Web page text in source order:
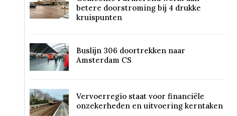
betere doorstroming bij 4 drukke
kruispunten
Buslijn 306 doortrekken naar
Amsterdam CS
Vervoerregio staat voor financiële
onzekerheden en uitvoering kerntaken